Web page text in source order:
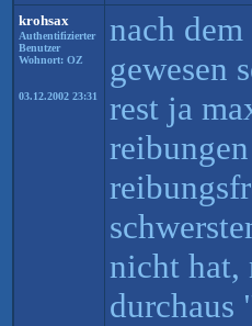
krohsax
Authentifizierter
Benutzer
Wohnort: OZ
03.12.2002 23:31
nach
gewesen
rest ja
nicht hat,
durchaus